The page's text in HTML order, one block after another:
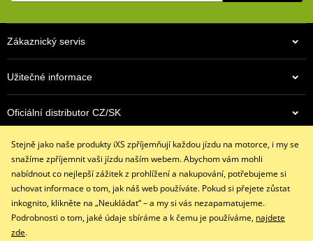
Vyjímatelné a výškově nastavitelné chrániče kolen certifikované
Vyjímatelné chrániče kyčlí certifikované podle normy CE
tkaninou
Reflexní potisky na přední i zadní straně pro zvýšení pasivní
bezpečnosti
Dvě kapsy vpředu se zipem, dvě velké cargo kapsy na stehnech.
Nastavení obvodu pasu
Konce nohavic rozepínatelné zipem a suchými zipem, takže lze
Zákaznický servis
Užitečné informace
Oficiální distributor CZ/SK
Kontaktujte nás
info@ixs-motopoint.cz
Po - Pá (8:00 - 16:30)
Stejně jako naše produkty iXS zpříjemňují každou jízdu na motorce, i my se
snažíme zpříjemnit vaši jízdu naším webem. Abychom vám mohli
nabídnout co nejlepší zážitek z prohlížení a nakupování, potřebujeme si
uchovat informace o tom, jak náš web používáte. Pokud si přejete zůstat
inkognito, klikněte na „Neukládat“ – a my si vás nezapamatujeme.
Podrobnosti o tom, jaké údaje sbíráme a k čemu je používáme, najdete
zde.